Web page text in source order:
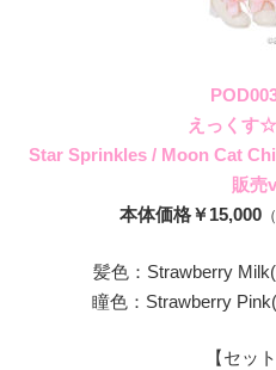
えっくす
Star Sprinkles / Moon Cat
販売
本体価格￥15,000
髪色：Strawberry
瞳色：Strawberry
【セッ